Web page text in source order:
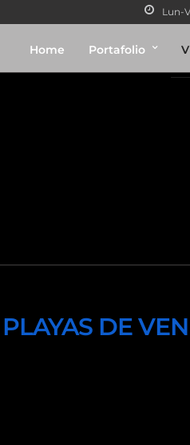
Lun-
Home Portafolio
DE